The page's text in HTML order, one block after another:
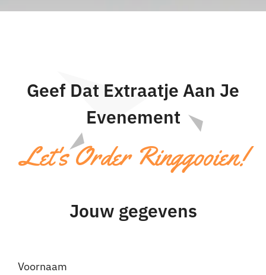
Geef Dat Extraatje Aan Je
Evenement
Let's Order Ringgooien!
Jouw gegevens
Voornaam